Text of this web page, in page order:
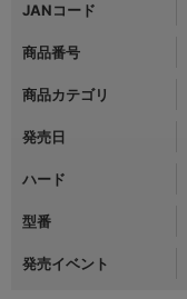
JANコード
商品番号
商品カテゴリ
発売日
ハード
型番
発売イベント